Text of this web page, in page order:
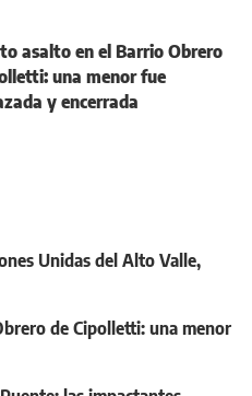
asalto en el Barrio Obrero
una menor fue
y encerrada
Unidas del Alto Valle,
de Cipolletti: una menor